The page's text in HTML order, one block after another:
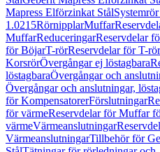
Mapress Elförzinkat Stål
1.0215RörnipplarMuffar
MuffarReduceringarReservdelar
för BöjarT-rörReservdelar för T-rör
KorsrörÖvergångar ej löstagbara
löstagbaraÖvergångar och
Övergångar och anslutningar,
för KompensatorerFörslutningar
för värmeReservdelar för Muffar
värmeVärmeanslutningar
VärmeanslutningarTillbehör för